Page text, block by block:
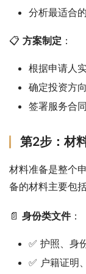
分析最适合
📋 方案制定 ：
根据申请人
确定投资方
签署服务合
第2步：材
材料准备是整个
备的材料主要包括
📄 身份类文件：
✅ 护照、身
✅ 户籍证明